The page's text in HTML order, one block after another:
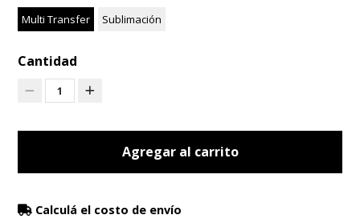
Multi Transfer Sublimación
Cantidad
1
Agregar al carrito
Calculá el costo de envío